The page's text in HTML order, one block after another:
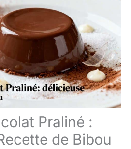
Praliné :
de Bibou